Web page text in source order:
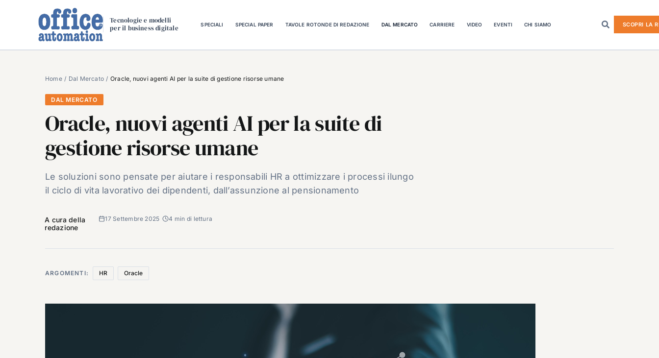
Tecnologie e modelli
per il business digitale
SPECIALI SPECIAL PAPER TAVOLE ROTONDE DI REDAZIONE DAL MERCATO CARRIERE VIDEO EVENTI CHI SIAMO SCOPRI LA
Home Dal Mercato Oracle, nuovi agenti AI per la suite di gestione risorse umane
DAL MERCATO
Oracle, nuovi agenti AI per la suite di
gestione risorse umane
Le soluzioni sono pensate per aiutare i responsabili HR a ottimizzare i processi ilungo
il ciclo di vita lavorativo dei dipendenti, dall’assunzione al pensionamento
A cura della
redazione
17 Settembre 2025 4 min di lettura
ARGOMENTI: HR Oracle